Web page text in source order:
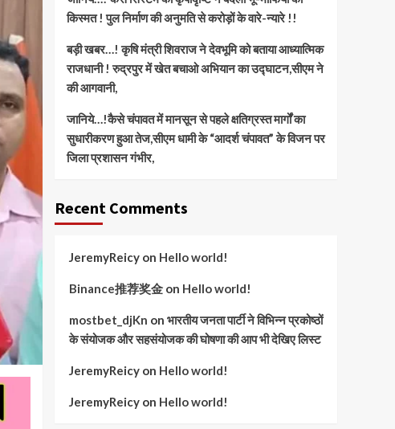
किस्मत ! पुल निर्माण की अनुमति से करोड़ों के वारे-न्यारे !!
बड़ी खबर…! कृषि मंत्री शिवराज ने देवभूमि को बताया आध्यात्मिक
राजधानी ! रुद्रपुर में खेत बचाओ अभियान का उद्घाटन,सीएम ने
की आगवानी,
जानिये…!कैसे चंपावत में मानसून से पहले क्षतिग्रस्त मार्गों का
सुधारीकरण हुआ तेज,सीएम धामी के “आदर्श चंपावत” के विजन पर
जिला प्रशासन गंभीर,
Recent Comments
JeremyReicyon Hello world!
Binance推荐奖金on Hello world!
mostbet_djKn on भारतीय जनता पार्टी ने विभिन्न प्रकोष्ठों
के संयोजक और सहसंयोजक की घोषणा की आप भी देखिए लिस्ट
JeremyReicyon Hello world!
JeremyReicyon Hello world!